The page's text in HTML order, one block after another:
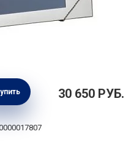
Knots 20x25 см,
Wedgwood,
54735805756
30 650 РУБ.